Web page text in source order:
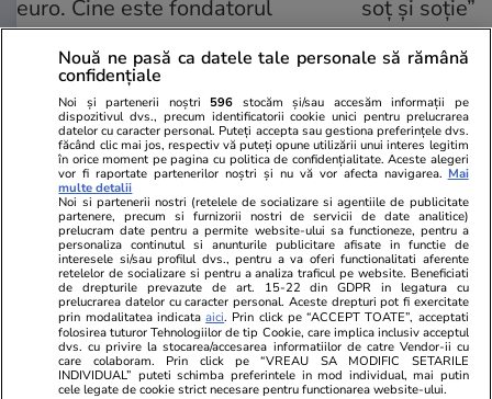
ZiaruldeIasi.ro
Compania care va începe
construirea unui parc fotovoltaic
uriaș la marginea Iașului a învârtit
anul trecut 160 de milioane de
euro. Cine este fondatorul
Fanatik.ro
Cum se
actriță din
marocan
de la divorț:
soție”
Vrei să îți fac o rețetă?
Nouă ne pasă ca datele tale personale să rămână
confidențiale
Noi și partenerii noștri 596 stocăm și/sau accesăm informații pe
dispozitivul dvs., precum identificatorii cookie unici pentru prelucrarea
datelor cu caracter personal. Puteți accepta sau gestiona preferințele dvs.
făcând clic mai jos, respectiv vă puteți opune utilizării unui interes legitim
în orice moment pe pagina cu politica de confidențialitate. Aceste alegeri
vor fi raportate partenerilor noștri și nu vă vor afecta navigarea. Mai
multe detalii
Noi si partenerii nostri (retelele de socializare si agentiile de publicitate
partenere, precum si furnizorii nostri de servicii de date analitice)
prelucram date pentru a permite website-ului sa functioneze, pentru a
personaliza continutul si anunturile publicitare afisate in functie de
interesele si/sau profilul dvs., pentru a va oferi functionalitati aferente
retelelor de socializare si pentru a analiza traficul pe website. Beneficiati
de drepturile prevazute de art. 15-22 din GDPR in legatura cu
prelucrarea datelor cu caracter personal. Aceste drepturi pot fi exercitate
prin modalitatea indicataaici. Prin click pe “ACCEPT TOATE”, acceptati
folosirea tuturor Tehnologiilor de tip Cookie, care implica inclusiv acceptul
dvs. cu privire la stocarea/accesarea informatiilor de catre Vendor-ii cu
care colaboram. Prin click pe “VREAU SA MODIFIC SETARILE
INDIVIDUAL” puteti schimba preferintele in mod individual, mai putin
cele legate de cookie strict necesare pentru functionarea website-ului.